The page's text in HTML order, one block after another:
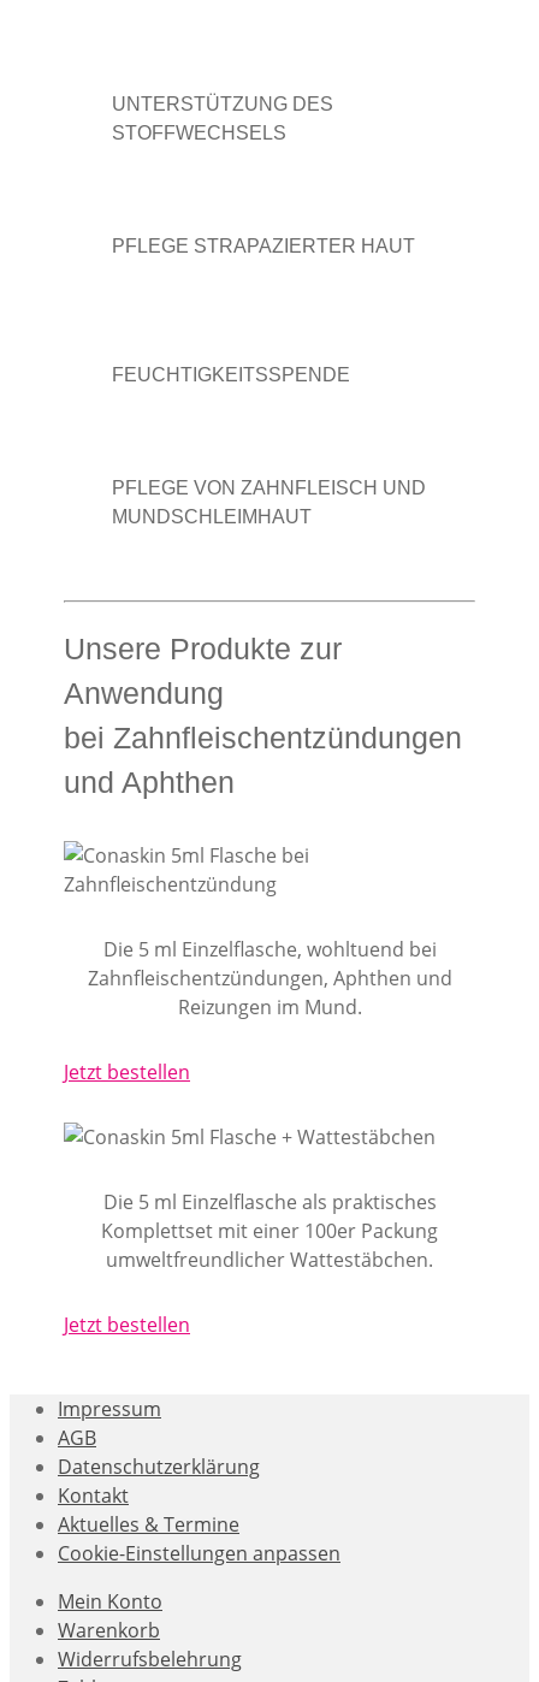
UNTERSTÜTZUNG DES
STOFFWECHSELS
PFLEGE STRAPAZIERTER HAUT
FEUCHTIGKEITSSPENDE
PFLEGE VON ZAHNFLEISCH UND
MUNDSCHLEIMHAUT
Unsere Produkte zur
Anwendung
bei Zahnfleischentzündungen
und Aphthen
Die 5 ml Einzelflasche, wohltuend bei
Zahnfleischentzündungen, Aphthen und
Reizungen im Mund.
Jetzt bestellen
Die 5 ml Einzelflasche als praktisches
Komplettset mit einer 100er Packung
umweltfreundlicher Wattestäbchen.
Jetzt bestellen
Impressum
AGB
Datenschutzerklärung
Kontakt
Aktuelles & Termine
Cookie-Einstellungen anpassen
Mein Konto
Warenkorb
Widerrufsbelehrung